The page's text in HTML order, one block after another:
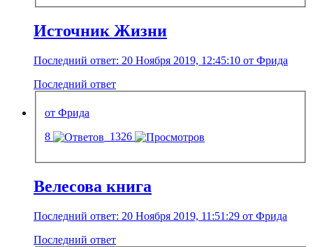
Источник Жизни
Последний ответ: 20 Ноября 2019, 12:45:10 от Фрида
Последний ответ
от Фрида
8
1326
Велесова книга
Последний ответ: 20 Ноября 2019, 11:51:29 от Фрида
Последний ответ